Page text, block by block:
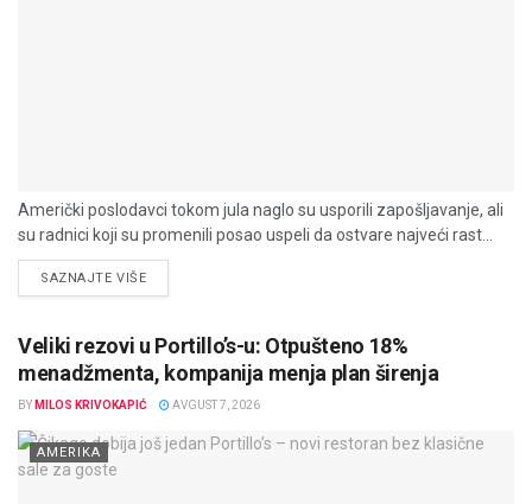
Američki poslodavci tokom jula naglo su usporili zapošljavanje, ali
su radnici koji su promenili posao uspeli da ostvare najveći rast...
SAZNAJTE VIŠEDETAILS
Veliki rezovi u Portillo’s-u: Otpušteno 18%
menadžmenta, kompanija menja plan širenja
BY MILOS KRIVOKAPIĆ AVGUST 7, 2026
AMERIKA